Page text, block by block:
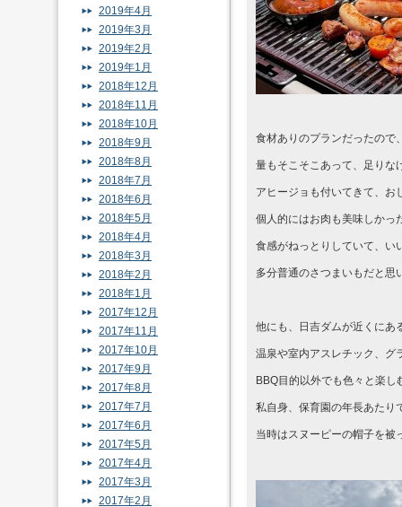
食材ありのプランだったので
量もそこそこあって、足りな
アヒージョも付いてきて、お
個人的にはお肉も美味しかっ
食感がねっとりしていて、い
多分普通のさつまいもだと思
他にも、日吉ダムが近くにあ
温泉や室内アスレチック、グ
BBQ目的以外でも色々と楽
私自身、保育園の年長あたり
当時はスヌーピーの帽子を被
2019年4月
2019年3月
2019年2月
2019年1月
2018年12月
2018年11月
2018年10月
2018年9月
2018年8月
2018年7月
2018年6月
2018年5月
2018年4月
2018年3月
2018年2月
2018年1月
2017年12月
2017年11月
2017年10月
2017年9月
2017年8月
2017年7月
2017年6月
2017年5月
2017年4月
2017年3月
2017年2月